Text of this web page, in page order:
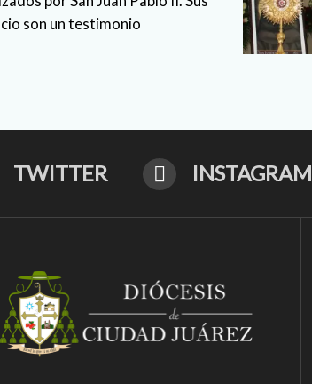
son un testimonio
TWITTER INSTAGRAM